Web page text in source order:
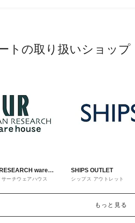
トの取り扱いショップ
ware
ーチウェアハウス
SHIPS OUTLET
シップス アウトレット
もっと見る